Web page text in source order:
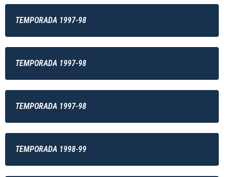
TEMPORADA 1997-98
TEMPORADA 1997-98
TEMPORADA 1997-98
TEMPORADA 1998-99